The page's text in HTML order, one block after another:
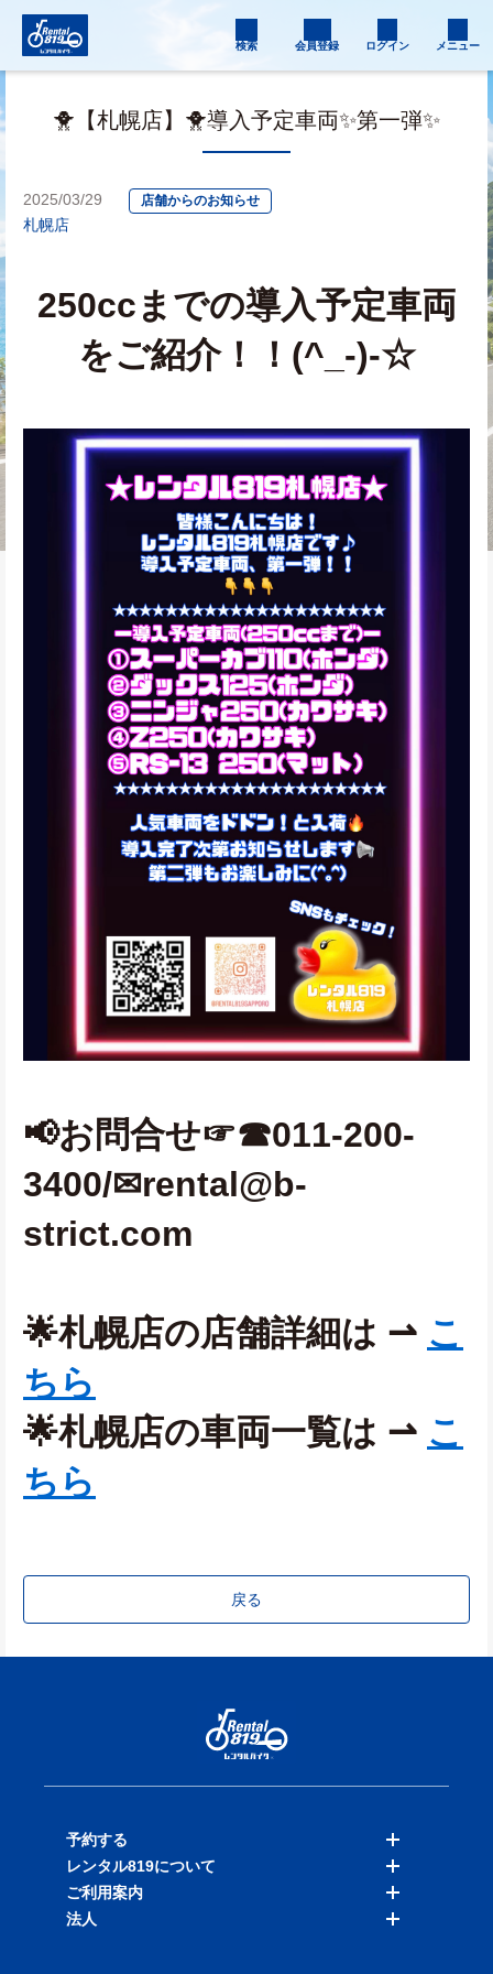
検索 会員登録 ログイン メニュー
🐥【札幌店】🐥導入予定車両✨第一弾✨
2025/03/29 店舗からのお知らせ
札幌店
250ccまでの導入予定車両
をご紹介！！(^_-)-☆
📢お問合せ☞☎011-200-
3400/✉rental@b-
strict.com
🌟札幌店の店舗詳細は ⇀ こ
ちら
🌟札幌店の車両一覧は ⇀ こ
ちら
戻る
予約する
バイクを探す
店舗を探す
レンタル819について
料金表
ご利用案内
法人